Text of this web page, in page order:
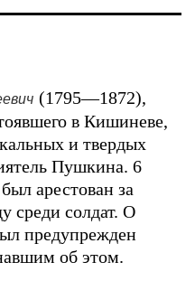
(1795—1872),
в Кишиневе,
и твердых
Пушкина. 6
арестован за
среди солдат. О
предупрежден
об этом.